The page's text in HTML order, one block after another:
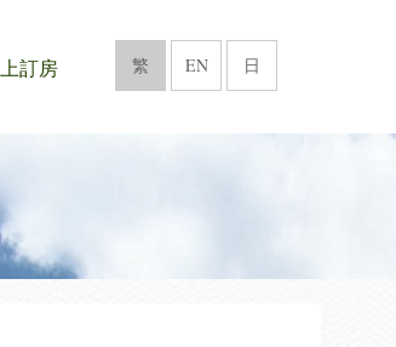
訂房 繁 EN 日